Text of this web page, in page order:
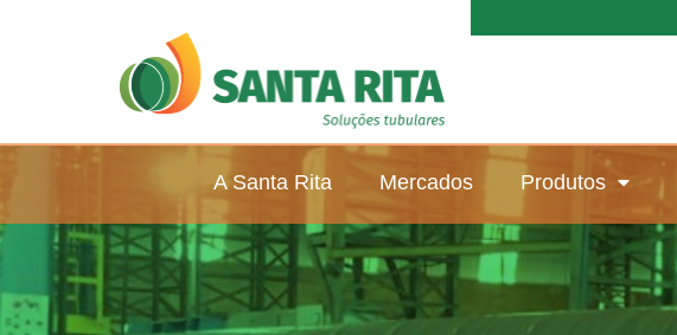
A Santa Rita Mercados Produtos